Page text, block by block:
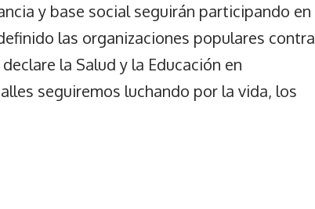
y base social seguirán participando en
las organizaciones populares contra
la Salud y la Educación en
seguiremos luchando por la vida, los